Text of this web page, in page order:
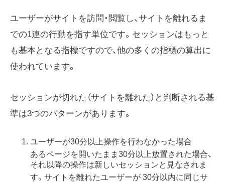
ユーザーがサイトを訪問・閲覧し、サイトを離れるま
での1連の行動を指す単位です。セッションはもっと
も基本となる指標ですので、他の多くの指標の算出に
使われています。
セッションが切れた（サイトを離れた）と判断される基
準は3つのパターンがあります。
ユーザーが30分以上操作を行わなかった場合
あるページを開いたまま30分以上放置された場合、
それ以降の操作は新しいセッションと見なされま
す。サイトを離れたユーザーが 30分以内に同じサ